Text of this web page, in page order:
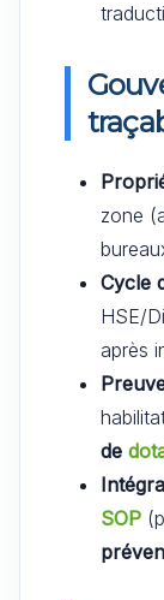
zone
Cycle
HSE/
après
de
SOP